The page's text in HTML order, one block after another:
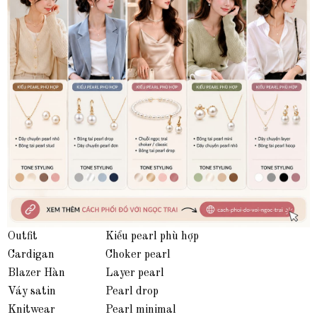
Outfit
Kiểu pearl phù hợp
Cardigan
Choker pearl
Blazer Hàn
Layer pearl
Váy satin
Pearl drop
Knitwear
Pearl minimal